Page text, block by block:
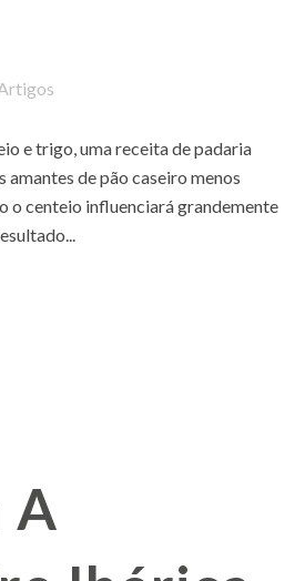
e trigo, uma receita de padaria
amantes de pão caseiro menos
o centeio influenciará grandemente
A